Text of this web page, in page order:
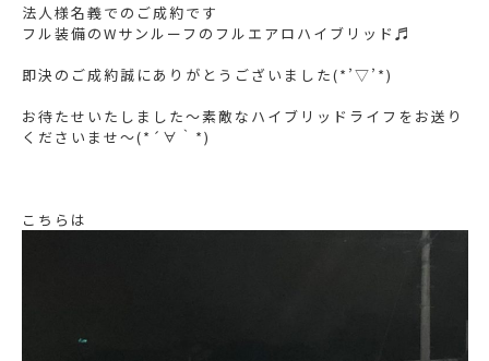
法人様名義でのご成約です
フル装備のWサンルーフのフルエアロハイブリッド♬
即決のご成約誠にありがとうございました(*’▽’*)
お待たせいたしました〜素敵なハイブリッドライフをお送り
くださいませ〜(*´∀｀*)
こちらは